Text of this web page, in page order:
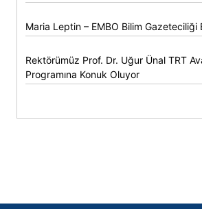
Maria Leptin – EMBO Bilim Gazeteciliği
Rektörümüz Prof. Dr. Uğur Ünal TRT
Programına Konuk Oluyor